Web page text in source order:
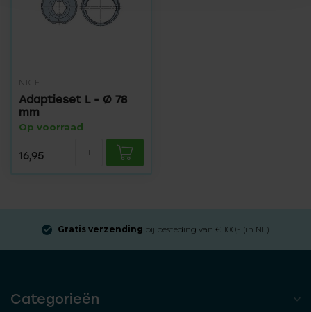
NICE
Adaptieset L - Ø 78
mm
Op voorraad
16,95
Gratis verzending bij besteding van € 100,- (in NL)
Categorieën